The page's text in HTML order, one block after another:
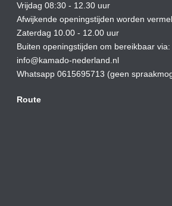
Vrijdag 08:30 - 12.30 uur
Afwijkende openingstijden worden
Zaterdag 10.00 - 12.00 uur
Buiten openingstijden om bereikbaar via:
info@kamado-nederland.nl
Whatsapp 0615695713 (geen
Route